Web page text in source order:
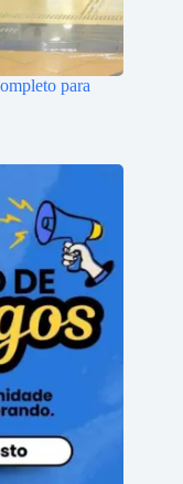
para